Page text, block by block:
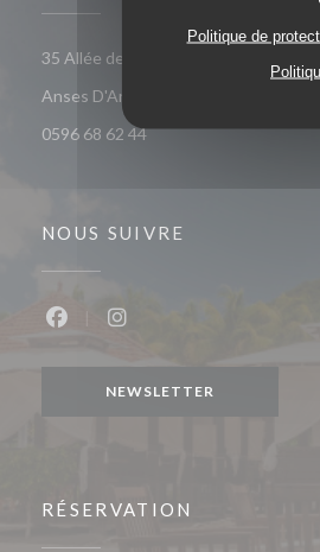
Politique de
35 Allée des Raisiniers, Quartier
Anses D'Arlet
0596 68 62 44
NOUS SUIVRE
NEWSLETTER
RÉSERVATION